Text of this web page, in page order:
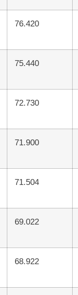
76.420
75.440
72.730
71.900
71.504
69.022
68.922